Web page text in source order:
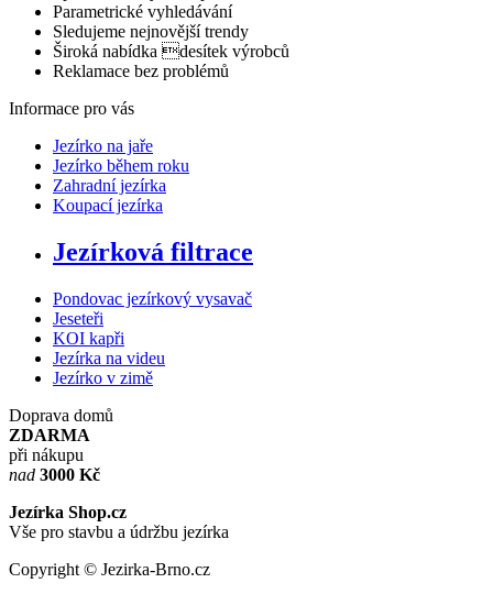
Parametrické vyhledávání
Sledujeme nejnovější trendy
Široká nabídka desítek výrobců
Reklamace bez problémů
Informace pro vás
Jezírko na jaře
Jezírko během roku
Zahradní jezírka
Koupací jezírka
Jezírková filtrace
Pondovac jezírkový vysavač
Jeseteři
KOI kapři
Jezírka na videu
Jezírko v zimě
Doprava domů
ZDARMA
při nákupu
nad 3000 Kč
Jezírka Shop.cz
Vše pro stavbu a údržbu jezírka
Copyright © Jezirka-Brno.cz